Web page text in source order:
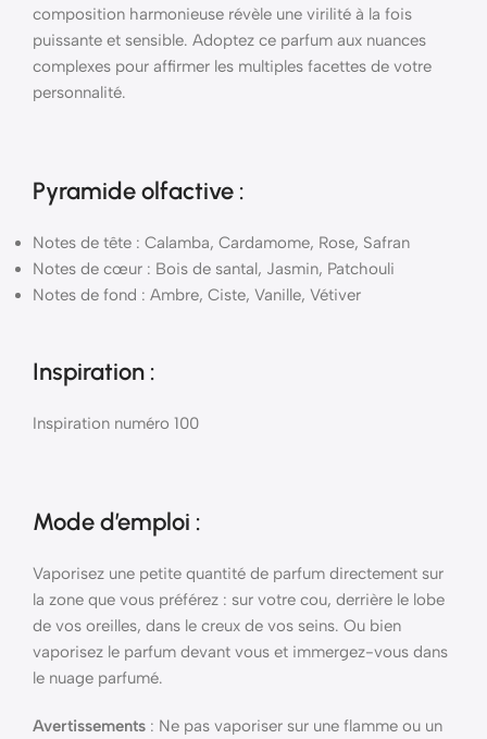
composition harmonieuse révèle une virilité à la fois
puissante et sensible. Adoptez ce parfum aux nuances
complexes pour affirmer les multiples facettes de votre
personnalité.
Pyramideolfactive :
Notes de tête : Calamba, Cardamome, Rose, Safran
Notes de cœur : Bois de santal, Jasmin, Patchouli
Notes de fond : Ambre, Ciste, Vanille, Vétiver
Inspiration :
Inspiration numéro 100
Mode d’emploi :
Vaporisez une petite quantité de parfum directement sur
la zone que vous préférez : sur votre cou, derrière le lobe
de vos oreilles, dans le creux de vos seins. Ou bien
vaporisez le parfum devant vous et immergez-vous dans
le nuage parfumé.
Avertissements : Ne pas vaporiser sur une flamme ou un